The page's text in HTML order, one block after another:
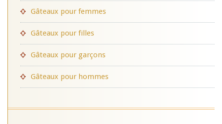
Gâteaux pour femmes
Gâteaux pour filles
Gâteaux pour garçons
Gâteaux pour hommes